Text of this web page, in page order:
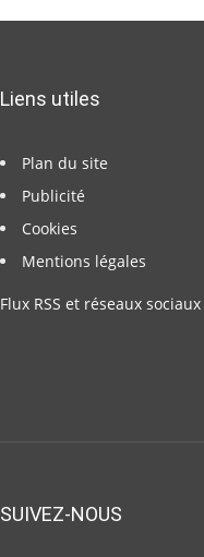
Liens utiles
Plan du site
Publicité
Cookies
Mentions légales
Flux RSS et réseaux sociaux
SUIVEZ-NOUS